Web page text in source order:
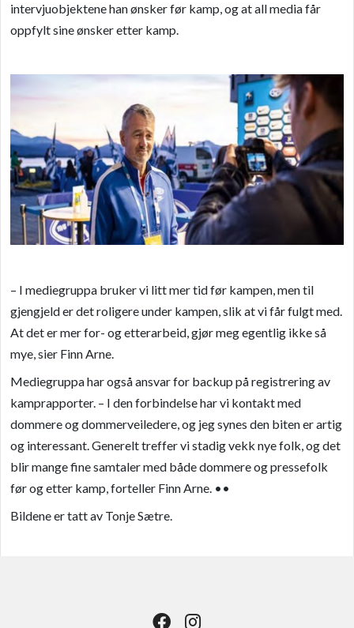
intervjuobjektene han ønsker før kamp, og at all media får
oppfylt sine ønsker etter kamp.
– I mediegruppa bruker vi litt mer tid før kampen, men til
gjengjeld er det roligere under kampen, slik at vi får fulgt med.
At det er mer for- og etterarbeid, gjør meg egentlig ikke så
mye, sier Finn Arne.
Mediegruppa har også ansvar for backup på registrering av
kamprapporter. – I den forbindelse har vi kontakt med
dommere og dommerveiledere, og jeg synes den biten er artig
og interessant. Generelt treffer vi stadig vekk nye folk, og det
blir mange fine samtaler med både dommere og pressefolk
før og etter kamp, forteller Finn Arne. ••
Bildene er tatt av Tonje Sætre.